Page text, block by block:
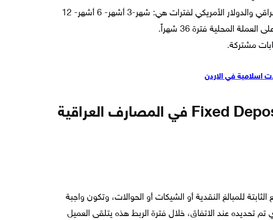
الودائع متوفرة بالدينار العراقي والدولار الأمريكي لفترات هي: شهر-3 أشهر- 6 أشهر- 12
مشتركة.
اسلامية في الاردن
الودائع الثابتة Fixed Deposits في المصارف العراقية
للمبالغ النقدية أو الشيكات أو الحوالات، وتكون واجبة
تم تحديده عند الاتفاق، خلال فترة الربط هذه يتلقى العميل